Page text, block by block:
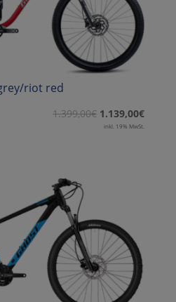
riot red
1.399,00€ 1.139,00€
inkl. 19% MwSt.